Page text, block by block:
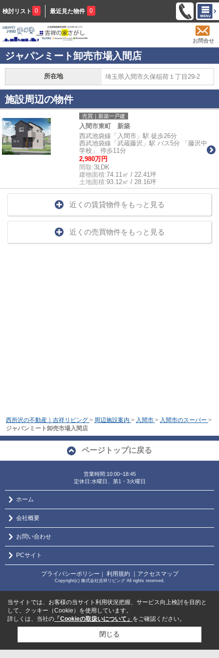
検討リスト 0 最近見た物件 0
お問合せ
ジャパンミート卸売市場入間店
所在地 埼玉県入間市久保稲荷１丁目29-2
施設周辺の物件
売買｜新築一戸建
入間市東町 新築
西武池袋線「入間市」駅 徒歩26分
西武池袋線「武蔵藤沢」駅 バス5分 「藤沢中
学校」 停歩11分
2,980万円
間取:3LDK
建物面積:74.11㎡ / 22.41坪
土地面積:93.12㎡ / 28.16坪
近くの賃貸物件をもっと見る
近くの売買物件をもっと見る
西所沢の不動産｜吉祥リビング > 周辺施設案内 > 入間市 > 入間市のスーパー >
ジャパンミート卸売市場入間店
ページトップに戻る
営業時間:10:00~18:45
定休日:水曜日、第1・3火曜日
ホーム
会社概要
お問い合わせ
PCサイト
プライバシーポリシー ｜ 利用規約 ｜アクセスマップ
Copyright(c) 株式会社吉祥リビング All rights reserved.
当サイトでは、お客様の当サイト利用状況把握、サービス向上検討を目的と
して、クッキー（Cookie）を使用しています。
詳しくは、当社の 「Cookieの取扱いについて」 をご確認ください。
閉じる